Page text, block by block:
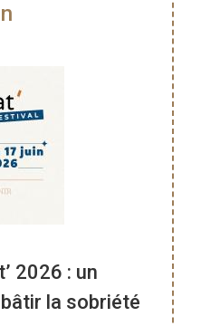
2026 : un
la sobriété